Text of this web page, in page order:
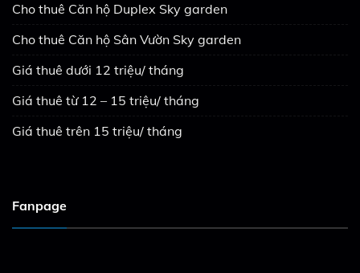
Cho thuê Căn hộ Duplex Sky garden
Cho thuê Căn hộ Sân Vườn Sky garden
Giá thuê dưới 12 triệu/ tháng
Giá thuê từ 12 – 15 triệu/ tháng
Giá thuê trên 15 triệu/ tháng
Fanpage